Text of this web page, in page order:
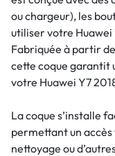
ou chargeur), les
utiliser votre Huawei
Fabriquée à partir
cette coque garantit
votre Huawei Y7
La coque s’installe
permettant un
nettoyage ou